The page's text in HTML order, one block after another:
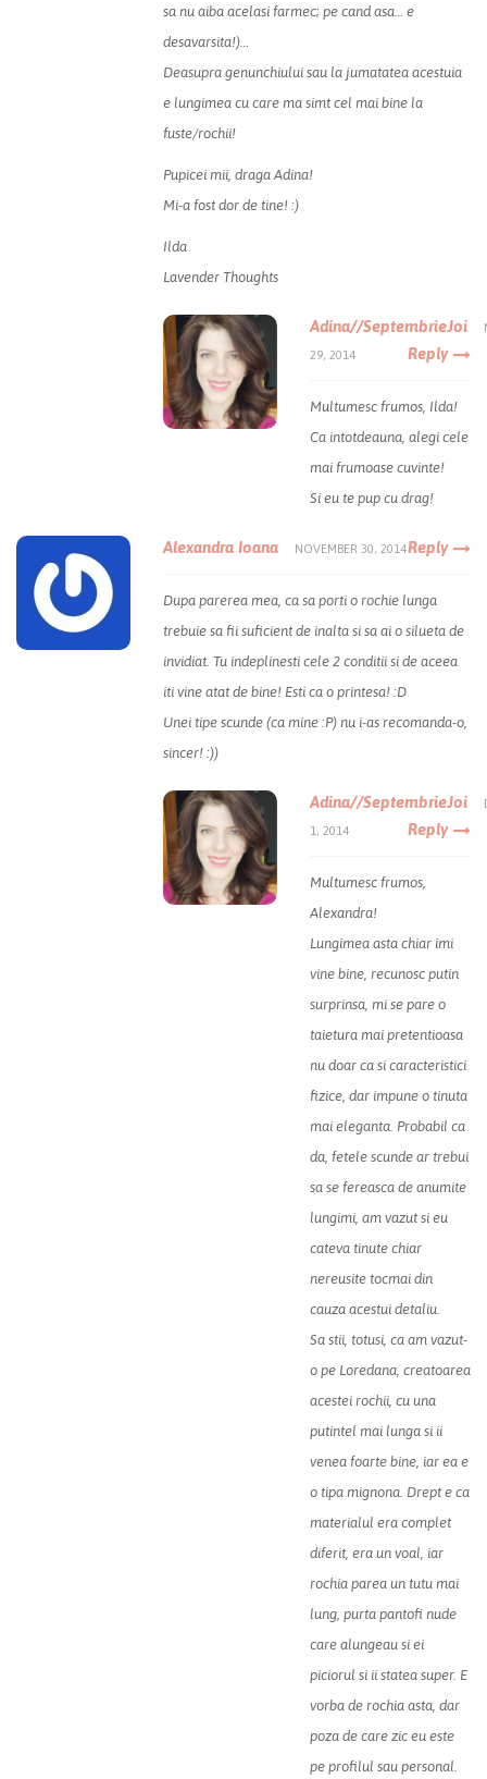
sa nu aiba acelasi farmec; pe cand asa… e
desavarsita!)…
Deasupra genunchiului sau la jumatatea acestuia
e lungimea cu care ma simt cel mai bine la
fuste/rochii!
Pupicei mii, draga Adina!
Mi-a fost dor de tine! :)
Ilda
Lavender Thoughts
Adina//SeptembrieJoi
29, 2014 Reply
Multumesc frumos, Ilda!
Ca intotdeauna, alegi cele
mai frumoase cuvinte!
Si eu te pup cu drag!
Alexandra Ioana NOVEMBER 30, 2014Reply
Dupa parerea mea, ca sa porti o rochie lunga
trebuie sa fii suficient de inalta si sa ai o silueta de
invidiat. Tu indeplinesti cele 2 conditii si de aceea
iti vine atat de bine! Esti ca o printesa! :D
Unei tipe scunde (ca mine :P) nu i-as recomanda-o,
sincer! :))
Adina//SeptembrieJoi
1, 2014 Reply
Multumesc frumos,
Alexandra!
Lungimea asta chiar imi
vine bine, recunosc putin
surprinsa, mi se pare o
taietura mai pretentioasa
nu doar ca si caracteristici
fizice, dar impune o tinuta
mai eleganta. Probabil ca
da, fetele scunde ar trebui
sa se fereasca de anumite
lungimi, am vazut si eu
cateva tinute chiar
nereusite tocmai din
cauza acestui detaliu.
Sa stii, totusi, ca am vazut-
o pe Loredana, creatoarea
acestei rochii, cu una
putintel mai lunga si ii
venea foarte bine, iar ea e
o tipa mignona. Drept e ca
materialul era complet
diferit, era un voal, iar
rochia parea un tutu mai
lung, purta pantofi nude
care alungeau si ei
piciorul si ii statea super. E
vorba de rochia asta , dar
poza de care zic eu este
pe profilul sau personal.